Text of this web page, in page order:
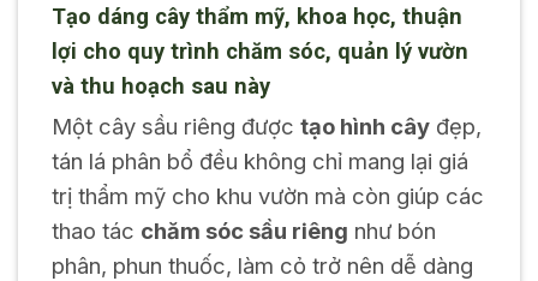
Tạo dáng cây thẩm mỹ, khoa học, thuận
lợi cho quy trình chăm sóc, quản lý vườn
và thu hoạch sau này
Một cây sầu riêng được tạo hình câyđẹp,
tán lá phân bổ đều không chỉ mang lại giá
trị thẩm mỹ cho khu vườn mà còn giúp các
thao tác chăm sóc sầu riêng như bón
phân, phun thuốc, làm cỏ trở nên dễ dàng